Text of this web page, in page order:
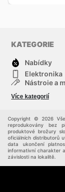
KATEGORIE
Nabídky
Elektronika
Nástroje a
Děti
Více kategorií
Copyright © 2026
reprodukovány bez
produktové brožury
oficiálních distributorů
data ukončení
informativní charakter
závislosti na lokalitě.